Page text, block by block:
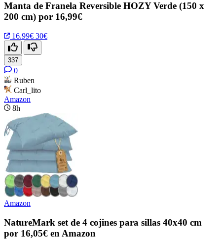
Manta de Franela Reversible HOZY Verde (150 x
200 cm) por 16,99€
16.99€ 30€
337
0
Ruben
Carl_lito
Amazon
8h
Amazon
NatureMark set de 4 cojines para sillas 40x40 cm
por 16,05€ en Amazon